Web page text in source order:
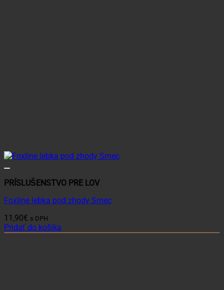
PRÍSLUŠENSTVO PRE LOV
Foxline lebka pod zhody Srnec
11,90€ s DPH
Pridať do košíka